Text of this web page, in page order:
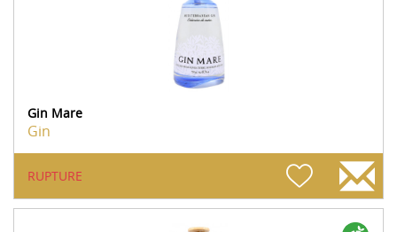
Gin Mare
Gin
RUPTURE